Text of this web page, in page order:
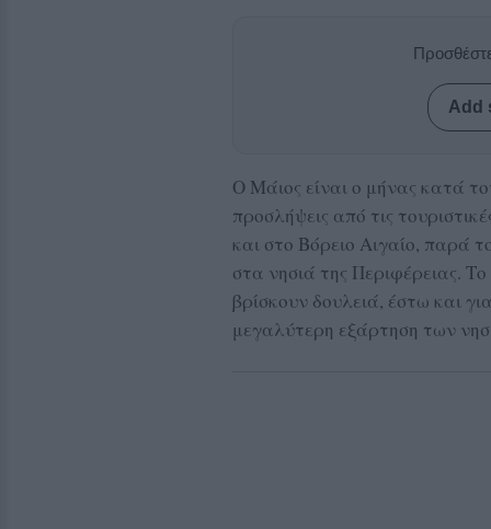
Add
Ο Μάιος είναι ο μήνας κατά
προσλήψεις από τις
και στο Βόρειο Αιγαίο, παρά
στα νησιά της Περιφέρειας. Το
βρίσκουν δουλειά, έστω και
μεγαλύτερη εξάρτηση των